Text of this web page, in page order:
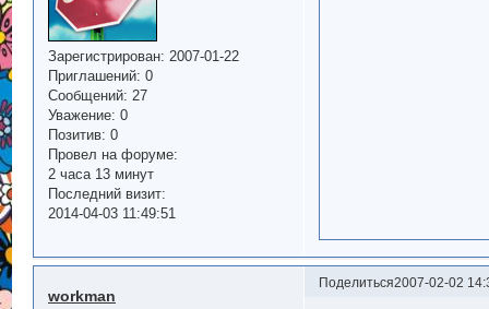
Зарегистрирован: 2007-01-22
Приглашений: 0
Сообщений: 27
Уважение: 0
Позитив: 0
Провел на форуме:
2 часа 13 минут
Последний визит:
2014-04-03 11:49:51
Поделиться2007-02-02
workman